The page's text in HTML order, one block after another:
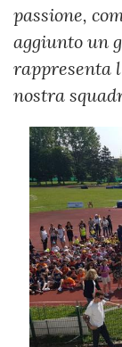
passione,
aggiunto un
rappresenta
nostra